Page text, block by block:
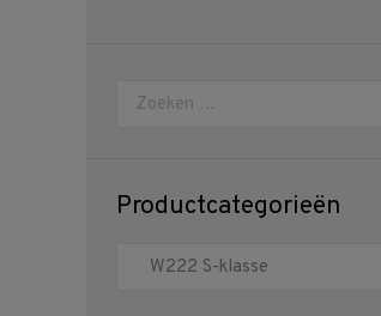
Zoeken:
Productcategorieën